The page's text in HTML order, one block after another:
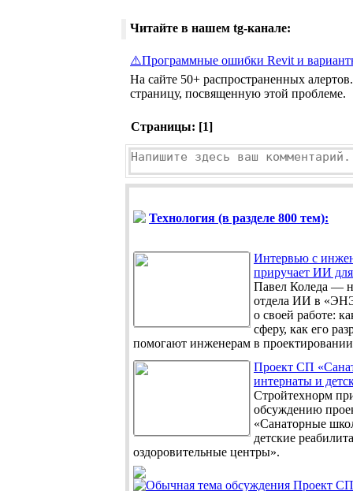
Читайте в нашем tg-канале:
⚠️Программные ошибки Revit и
На сайте 50+ распространенных
страницу, посвященную этой проблеме.
Страницы: [1]
Технология (в разделе 800 тем):
Интервью с
приручает ИИ
Павел Коледа —
отдела ИИ в
о своей работе:
сферу, как его
помогают инженерам в
Проект СП
интернаты и
Стройтехнорм
обсуждению
«Санаторные
детские
оздоровительные центры».
Проект